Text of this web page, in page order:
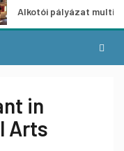
pályázat multimédia-
in
Arts